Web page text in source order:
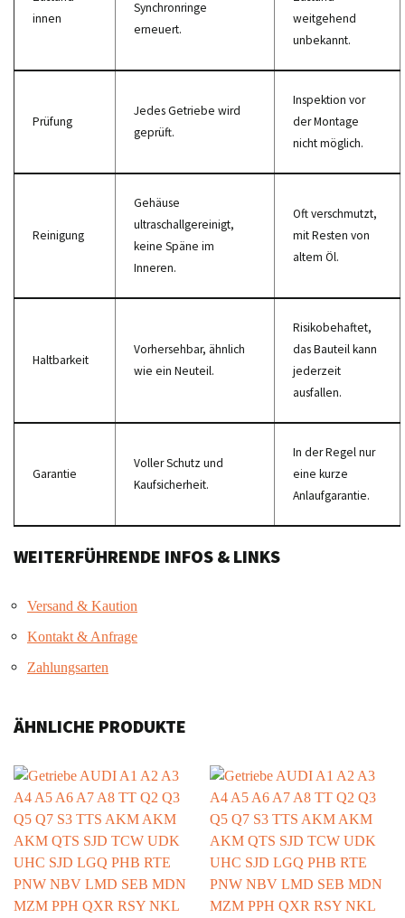
innen
Synchronringe
erneuert.
weitgehend
unbekannt.
Prüfung
Jedes Getriebe wird
geprüft.
Inspektion vor
der Montage
nicht möglich.
Reinigung
Gehäuse
ultraschallgereinigt,
keine Späne im
Inneren.
Oft verschmutzt,
mit Resten von
altem Öl.
Haltbarkeit
Vorhersehbar, ähnlich
wie ein Neuteil.
Risikobehaftet,
das Bauteil kann
jederzeit
ausfallen.
Garantie
Voller Schutz und
Kaufsicherheit.
In der Regel nur
eine kurze
Anlaufgarantie.
WEITERFÜHRENDE INFOS & LINKS
Versand & Kaution
Kontakt & Anfrage
Zahlungsarten
ÄHNLICHE PRODUKTE